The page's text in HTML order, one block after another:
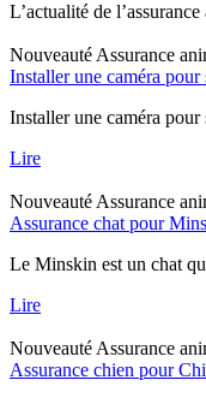
L’actualité de
Nouveauté Assurance
Installer une caméra
Installer une caméra
Lire
Nouveauté Assurance
Assurance chat pour
Le Minskin est un chat
Lire
Nouveauté Assurance
Assurance chien pour